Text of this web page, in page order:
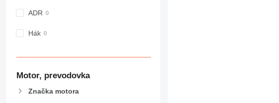
ADR
Hák
Motor, prevodovka
Značka motora